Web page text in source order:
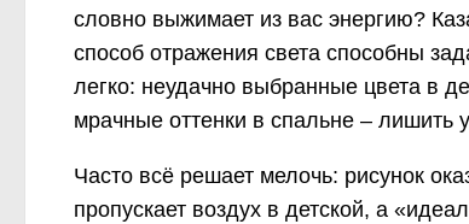
словно выжимает из вас энергию?
способ отражения света способны
легко: неудачно выбранные цвета в
мрачные оттенки в спальне – лишить
Часто всё решает мелочь: рисунок
пропускает воздух в детской, а